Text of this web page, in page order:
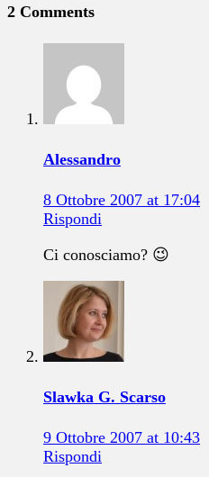
2 Comments
Alessandro
8 Ottobre 2007 at 17:04
Rispondi
Ci conosciamo? 😉
Slawka G. Scarso
9 Ottobre 2007 at 10:43
Rispondi